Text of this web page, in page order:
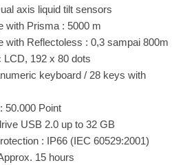
axis liquid tilt sensors
with Prisma : 5000 m
with Reflectoless : 0,3 sampai 800m
LCD, 192 x 80 dots
keyboard / 28 keys with
50.000 Point
USB 2.0 up to 32 GB
: IP66 (IEC 60529:2001)
15 hours